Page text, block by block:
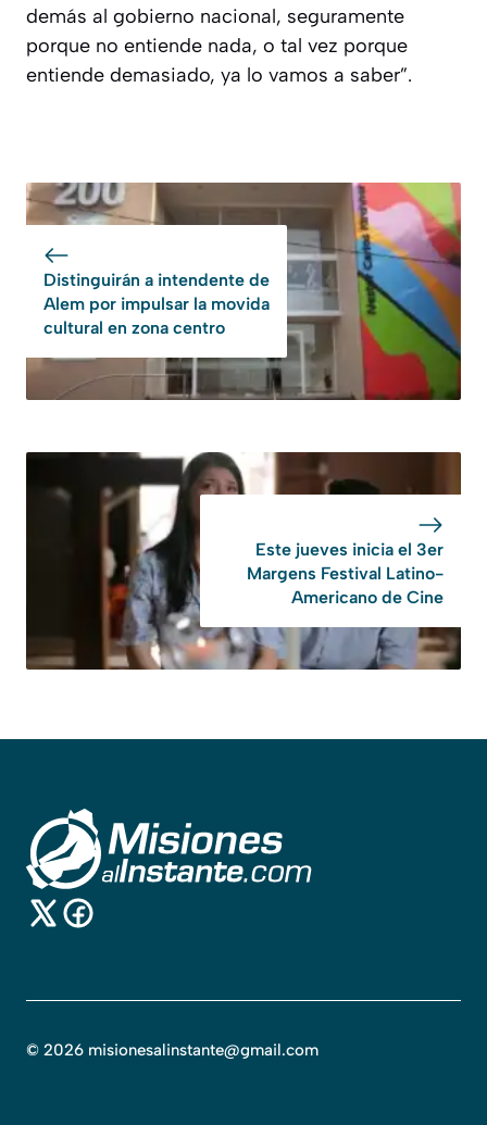
demás al gobierno nacional, seguramente
porque no entiende nada, o tal vez porque
entiende demasiado, ya lo vamos a saber”.
Distinguirán a intendente de
Alem por impulsar la movida
cultural en zona centro
Este jueves inicia el 3er
Margens Festival Latino-
Americano de Cine
© 2026 misionesalinstante@gmail.com